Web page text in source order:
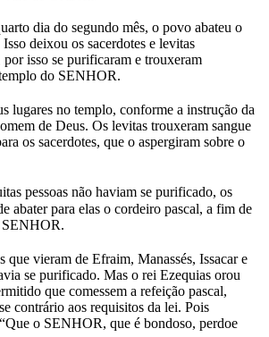
dia do segundo mês, o povo abateu o
deixou os sacerdotes e levitas
por isso se purificaram e trouxeram
do SENHOR.
lugares no templo, conforme a instrução da
de Deus. Os levitas trouxeram sangue
os sacerdotes, que o aspergiram sobre o
pessoas não haviam se purificado, os
abater para elas o cordeiro pascal, a fim de
SENHOR.
que vieram de Efraim, Manassés, Issacar e
se purificado. Mas o rei Ezequias orou
que comessem a refeição pascal,
contrário aos requisitos da lei. Pois
o SENHOR, que é bondoso, perdoe